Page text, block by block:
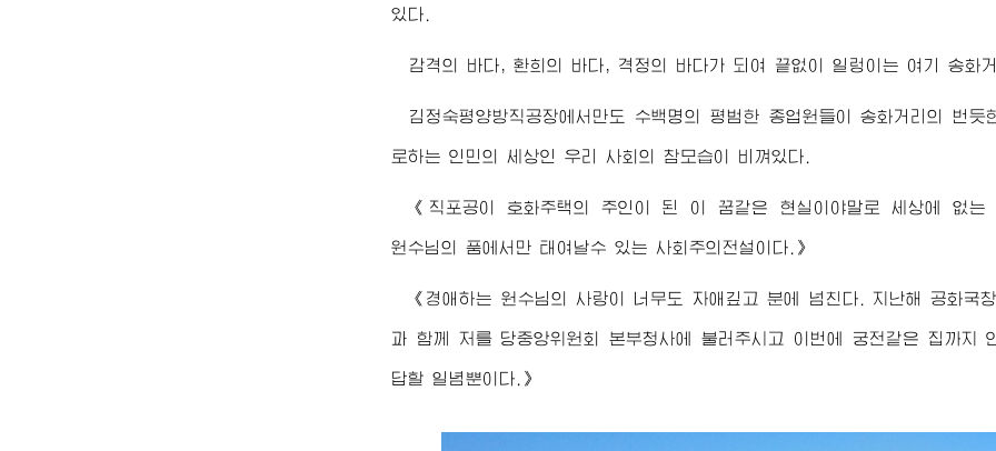
있다.
감격의 바다, 환희의 바다, 격정의 바다가 되여 끝없이 일렁이는 여기 송화
김정숙평양방직공장에서만도 수백명의 평범한 종업원들이 송화거리의 번
로하는 인민의 세상인 우리 사회의 참모습이 비껴있다.
《직포공이 호화주택의 주인이 된 이 꿈같은 현실이야말로 세상에 없는
원수님 의 품에서만 태여날수 있는 사회주의전설이다.》
《 경애하는 원수님 의 사랑이 너무도 자애깊고 분에 넘친다. 지난해 공화국
과 함께 저를 당중앙위원회 본부청사에 불러주시고 이번에 궁전같은 집까지
답할 일념뿐이다.》